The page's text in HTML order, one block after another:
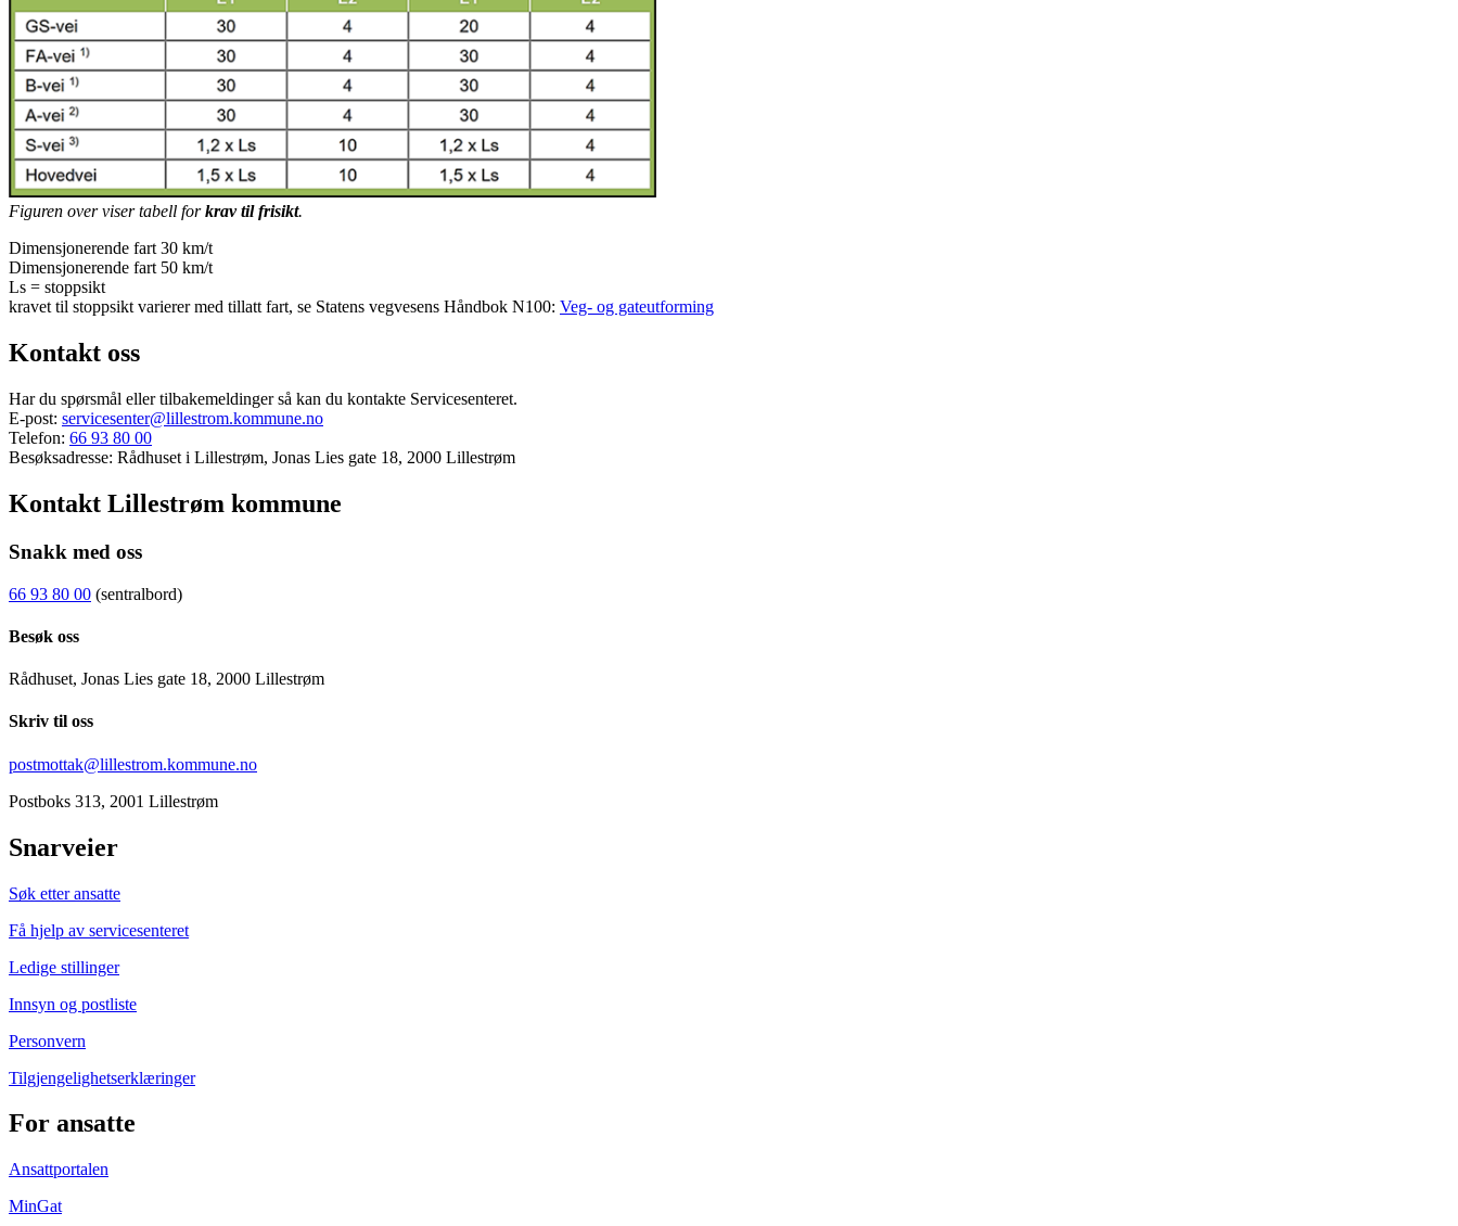
Figuren over viser tabell forkrav til frisikt.
Dimensjonerende fart 30 km/t
Dimensjonerende fart 50 km/t
Ls = stoppsikt
kravet til stoppsikt varierer med tillatt fart, se Statens vegvesens Håndbok N100: Veg- og gateutforming
Kontakt oss
Har du spørsmål eller tilbakemeldinger så kan du kontakte Servicesenteret.
E-post: servicesenter@lillestrom.kommune.no
Telefon: 66 93 80 00
Besøksadresse: Rådhuset i Lillestrøm, Jonas Lies gate 18, 2000 Lillestrøm
Kontakt Lillestrøm kommune
Snakk med oss
66 93 80 00 (sentralbord)
Besøk oss
Rådhuset, Jonas Lies gate 18, 2000 Lillestrøm
Skriv til oss
postmottak@lillestrom.kommune.no
Postboks 313, 2001 Lillestrøm
Snarveier
Søk etter ansatte
Få hjelp av servicesenteret
Ledige stillinger
Innsyn og postliste
Personvern
Tilgjengelighetserklæringer
For ansatte
Ansattportalen
MinGat